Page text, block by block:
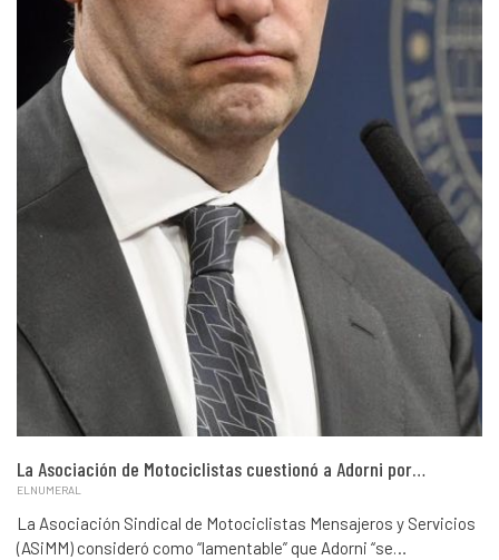
La Asociación de Motociclistas cuestionó a Adorni por…
ELNUMERAL
La Asociación Sindical de Motociclistas Mensajeros y Servicios
(ASiMM) consideró como “lamentable” que Adorni “se…